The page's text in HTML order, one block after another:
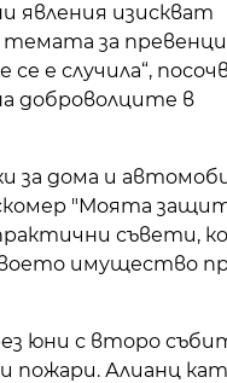
явления изискват
темата за
е случила“,
доброволците в
за дома и
"Моята
съвети,
имущество
юни с второ
пожари. Алианц